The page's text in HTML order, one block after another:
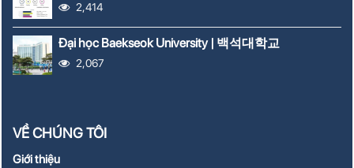
2,414
Đại học Baekseok University | 백석대학교
2,067
VỀ CHÚNG TÔI
Giới thiệu